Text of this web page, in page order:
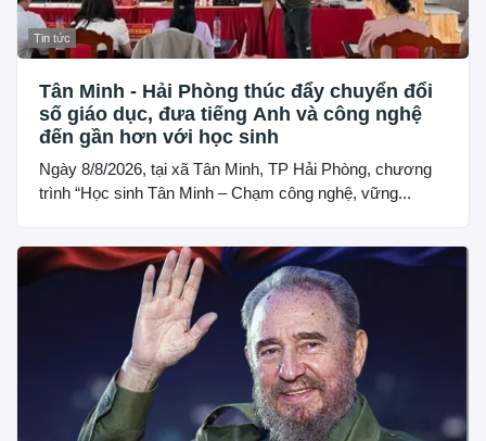
Tin tức
Tân Minh - Hải Phòng thúc đẩy chuyển đổi
số giáo dục, đưa tiếng Anh và công nghệ
đến gần hơn với học sinh
Ngày 8/8/2026, tại xã Tân Minh, TP Hải Phòng, chương
trình “Học sinh Tân Minh – Chạm công nghệ, vững...